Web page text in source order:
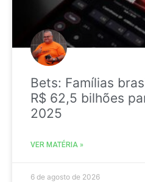
Bets: Famílias
R$ 62,5 bilhões
2025
VER MATÉRIA »
6 de agosto de 2026